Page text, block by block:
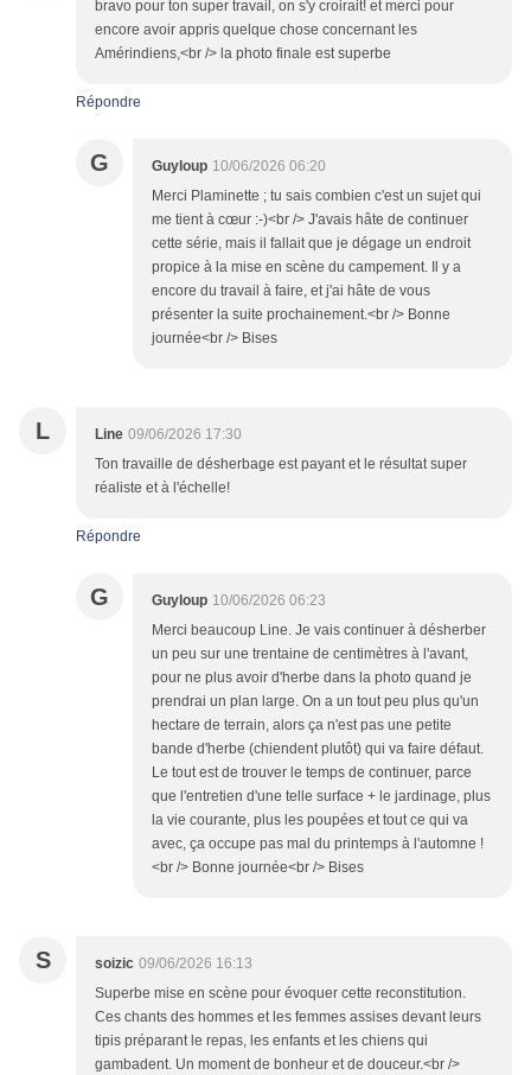
bravo pour ton super travail, on s'y croirait! et merci pour
encore avoir appris quelque chose concernant les
Amérindiens,<br /> la photo finale est superbe
Répondre
G Guyloup 10/06/2026 06:20
Merci Plaminette ; tu sais combien c'est un sujet qui
me tient à cœur :-)<br /> J'avais hâte de continuer
cette série, mais il fallait que je dégage un endroit
propice à la mise en scène du campement. Il y a
encore du travail à faire, et j'ai hâte de vous
présenter la suite prochainement.<br /> Bonne
journée<br /> Bises
L Line 09/06/2026 17:30
Ton travaille de désherbage est payant et le résultat super
réaliste et à l'échelle!
Répondre
G Guyloup 10/06/2026 06:23
Merci beaucoup Line. Je vais continuer à désherber
un peu sur une trentaine de centimètres à l'avant,
pour ne plus avoir d'herbe dans la photo quand je
prendrai un plan large. On a un tout peu plus qu'un
hectare de terrain, alors ça n'est pas une petite
bande d'herbe (chiendent plutôt) qui va faire défaut.
Le tout est de trouver le temps de continuer, parce
que l'entretien d'une telle surface + le jardinage, plus
la vie courante, plus les poupées et tout ce qui va
avec, ça occupe pas mal du printemps à l'automne !
<br /> Bonne journée<br /> Bises
S soizic 09/06/2026 16:13
Superbe mise en scène pour évoquer cette reconstitution.
Ces chants des hommes et les femmes assises devant leurs
tipis préparant le repas, les enfants et les chiens qui
gambadent. Un moment de bonheur et de douceur.<br />